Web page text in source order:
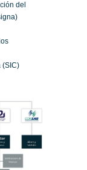
del
(SIC)